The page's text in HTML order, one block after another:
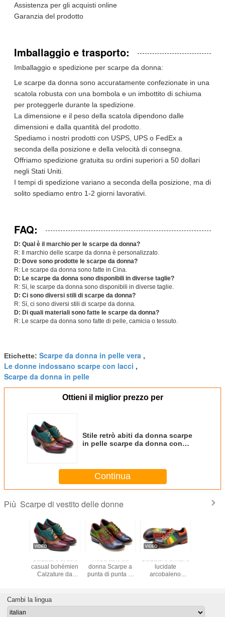
Assistenza per gli acquisti online
Garanzia del prodotto
Imballaggio e trasporto:
Imballaggio e spedizione per scarpe da donna:
Le scarpe da donna sono accuratamente confezionate in una
scatola robusta con una bombola e un imbottito di schiuma
per proteggerle durante la spedizione.
La dimensione e il peso della scatola dipendono dalle
dimensioni e dalla quantità del prodotto.
Spediamo i nostri prodotti con USPS, UPS o FedEx a
seconda della posizione e della velocità di consegna.
Offriamo spedizione gratuita su ordini superiori a 50 dollari
negli Stati Uniti.
I tempi di spedizione variano a seconda della posizione, ma di
solito spediamo entro 1-2 giorni lavorativi.
FAQ:
D: Qual è il marchio per le scarpe da donna?
R: Il marchio delle scarpe da donna è personalizzato.
D: Dove sono prodotte le scarpe da donna?
R: Le scarpe da donna sono fatte in Cina.
D: Le scarpe da donna sono disponibili in diverse taglie?
R: Sì, le scarpe da donna sono disponibili in diverse taglie.
D: Ci sono diversi stili di scarpe da donna?
R: Sì, ci sono diversi stili di scarpe da donna.
D: Di quali materiali sono fatte le scarpe da donna?
R: Le scarpe da donna sono fatte di pelle, camicia o tessuto.
Etichette: Scarpe da donna in pelle vera ,
Le donne indossano scarpe con lacci ,
Scarpe da donna in pelle
Ottieni il miglior prezzo per
Stile retrò abiti da donna scarpe
in pelle scarpe da donna con
Continua
Più Scarpe di vestito delle donne
Calzature di stile
casual bohémien
Calzature da
da donna Retro
Moda abiti da
donna Scarpe a
punta di punta di
Calzature a mano
lucidate
arcobaleno
Cambi la lingua